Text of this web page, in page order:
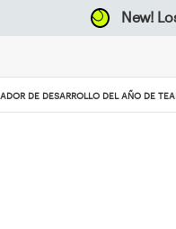
New!
DE DESARROLLO DEL AÑO DE